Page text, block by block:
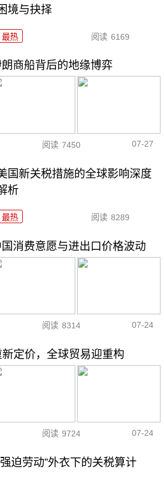
境与抉择
最热 阅读 6169
商船背后的地缘博弈
阅读 7450 07-27
国新关税措施的全球影响深度
析
最热 阅读 8289
消费意愿与进出口价格波动
阅读 8314 07-24
定价，全球贸易迎重构
阅读 9724 07-24
强迫劳动”外衣下的关税算计